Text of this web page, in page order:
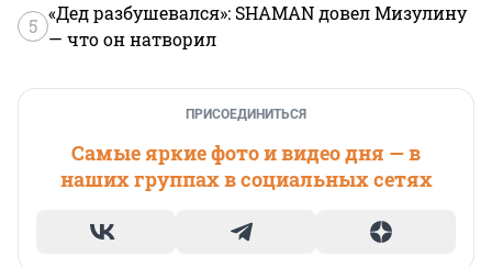
5
«Дед разбушевался»: SHAMAN довел Мизулину
— что он натворил
ПРИСОЕДИНИТЬСЯ
Самые яркие фото и видео дня — в
наших группах в социальных сетях